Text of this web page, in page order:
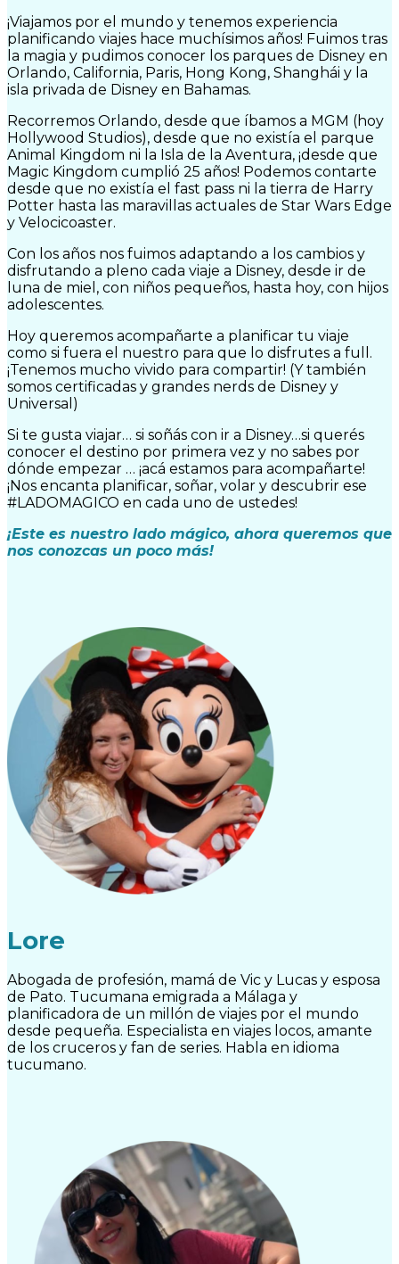
¡Viajamos por el mundo y tenemos experiencia
planificando viajes hace muchísimos años! Fuimos tras
la magia y pudimos conocer los parques de Disney en
Orlando, California, Paris, Hong Kong, Shanghái y la
isla privada de Disney en Bahamas.
Recorremos Orlando, desde que íbamos a MGM (hoy
Hollywood Studios), desde que no existía el parque
Animal Kingdom ni la Isla de la Aventura, ¡desde que
Magic Kingdom cumplió 25 años! Podemos contarte
desde que no existía el fast pass ni la tierra de Harry
Potter hasta las maravillas actuales de Star Wars Edge
y Velocicoaster.
Con los años nos fuimos adaptando a los cambios y
disfrutando a pleno cada viaje a Disney, desde ir de
luna de miel, con niños pequeños, hasta hoy, con hijos
adolescentes.
Hoy queremos acompañarte a planificar tu viaje
como si fuera el nuestro para que lo disfrutes a full.
¡Tenemos mucho vivido para compartir! (Y también
somos certificadas y grandes nerds de Disney y
Universal)
Si te gusta viajar… si soñás con ir a Disney…si querés
conocer el destino por primera vez y no sabes por
dónde empezar … ¡acá estamos para acompañarte!
¡Nos encanta planificar, soñar, volar y descubrir ese
#LADOMAGICO en cada uno de ustedes!
¡Este es nuestro lado mágico, ahora queremos que
nos conozcas un poco más!
Lore
Abogada de profesión, mamá de Vic y Lucas y esposa
de Pato. Tucumana emigrada a Málaga y
planificadora de un millón de viajes por el mundo
desde pequeña. Especialista en viajes locos, amante
de los cruceros y fan de series. Habla en idioma
tucumano.